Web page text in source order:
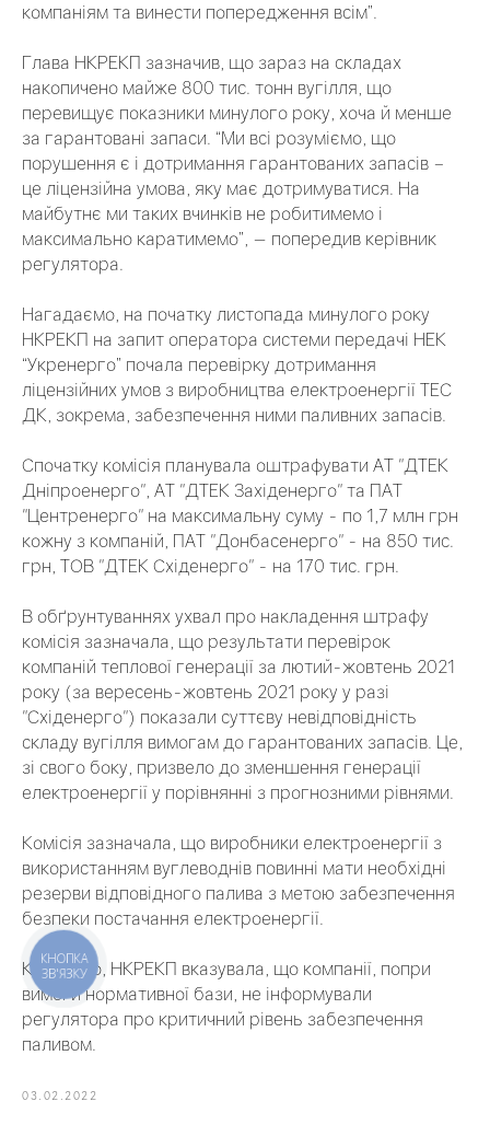
компаніям та винести попередження всім”.
Глава НКРЕКП зазначив, що зараз на складах
накопичено майже 800 тис. тонн вугілля, що
перевищує показники минулого року, хоча й менше
за гарантовані запаси. “Ми всі розуміємо, що
порушення є і дотримання гарантованих запасів –
це ліцензійна умова, яку має дотримуватися. На
майбутнє ми таких вчинків не робитимемо і
максимально каратимемо”, — попередив керівник
регулятора.
Нагадаємо, на початку листопада минулого року
НКРЕКП на запит оператора системи передачі НЕК
“Укренерго” почала перевірку дотримання
ліцензійних умов з виробництва електроенергії ТЕС
ДК, зокрема, забезпечення ними паливних запасів.
Спочатку комісія планувала оштрафувати АТ "ДТЕК
Дніпроенерго", АТ "ДТЕК Західенерго" та ПАТ
"Центренерго" на максимальну суму - по 1,7 млн ​​грн
кожну з компаній, ПАТ "Донбасенерго" - на 850 тис.
грн, ТОВ "ДТЕК Східенерго" - на 170 тис. грн.
В обґрунтуваннях ухвал про накладення штрафу
комісія зазначала, що результати перевірок
компаній теплової генерації за лютий-жовтень 2021
року (за вересень-жовтень 2021 року у разі
"Східенерго") показали суттєву невідповідність
складу вугілля вимогам до гарантованих запасів. Це,
зі свого боку, призвело до зменшення генерації
електроенергії у порівнянні з прогнозними рівнями.
Комісія зазначала, що виробники електроенергії з
використанням вуглеводнів повинні мати необхідні
резерви відповідного палива з метою забезпечення
безпеки постачання електроенергії.
Крім того, НКРЕКП вказувала, що компанії, попри
вимоги нормативної бази, не інформували
регулятора про критичний рівень забезпечення
паливом.
03.02.2022
КНОПКА
ЗВ'ЯЗКУ